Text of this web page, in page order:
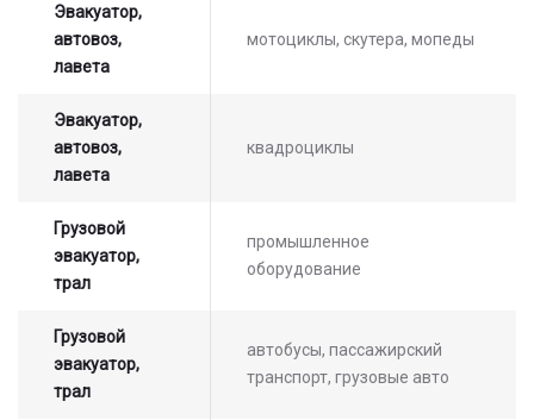
Эвакуатор,
автовоз,
лавета
мотоциклы, скутера, мопеды
Эвакуатор,
автовоз,
лавета
квадроциклы
Грузовой
эвакуатор,
трал
промышленное
оборудование
Грузовой
эвакуатор,
трал
автобусы, пассажирский
транспорт, грузовые авто
Оставьте заявку на просчет